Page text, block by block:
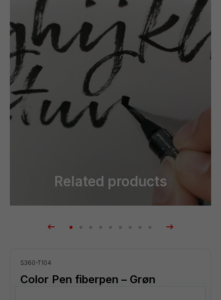
Related products
S360-T104
Color Pen fiberpen – Grøn